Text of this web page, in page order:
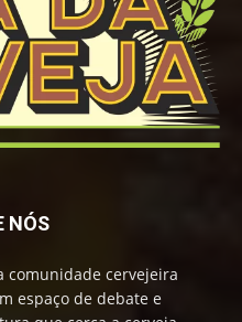
NÓS
comunidade cervejeira
espaço de debate e